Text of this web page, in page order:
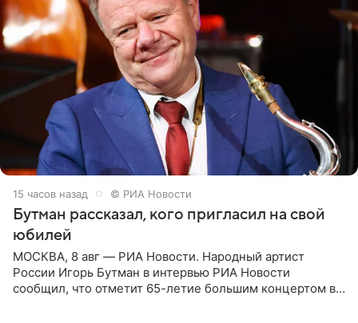
15 часов назад © РИА Новости
Бутман рассказал, кого пригласил на свой
юбилей
МОСКВА, 8 авг — РИА Новости. Народный артист
России Игорь Бутман в интервью РИА Новости
сообщил, что отметит 65-летие большим концертом в